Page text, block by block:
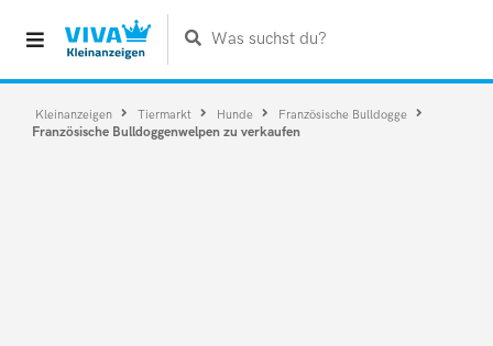
Was suchst du?
Kleinanzeigen Tiermarkt Hunde Französische Bulldogge
Französische Bulldoggenwelpen zu verkaufen